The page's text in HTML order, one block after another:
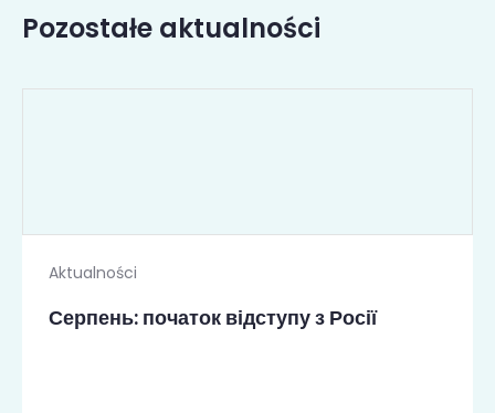
Pozostałe aktualności
Aktualności
Серпень: початок відступу з Росії